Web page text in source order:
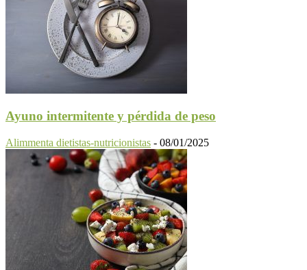
Ayuno intermitente y pérdida de peso
Alimmenta dietistas-nutricionistas - 08/01/2025